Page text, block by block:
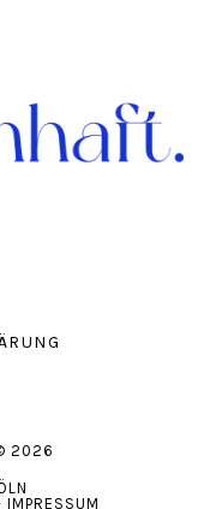
2026
IMPRESSUM